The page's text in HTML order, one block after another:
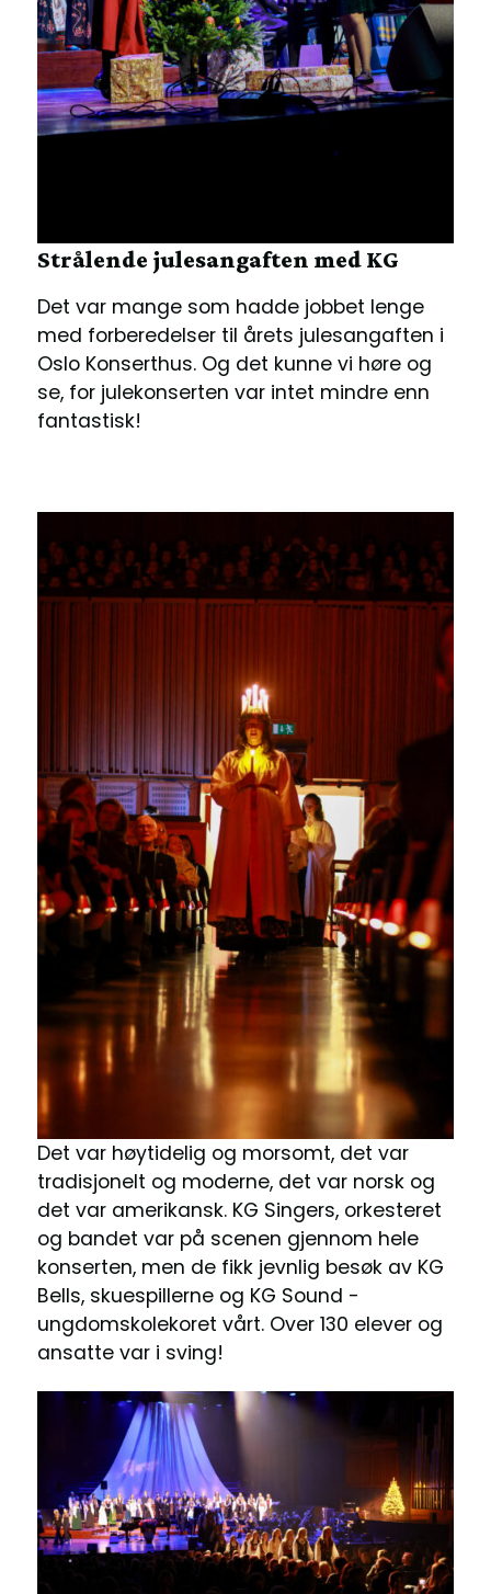
Strålende julesangaften med KG
Det var mange som hadde jobbet lenge
med forberedelser til årets julesangaften i
Oslo Konserthus. Og det kunne vi høre og
se, for julekonserten var intet mindre enn
fantastisk!
Det var høytidelig og morsomt, det var
tradisjonelt og moderne, det var norsk og
det var amerikansk. KG Singers, orkesteret
og bandet var på scenen gjennom hele
konserten, men de fikk jevnlig besøk av KG
Bells, skuespillerne og KG Sound -
ungdomskolekoret vårt. Over 130 elever og
ansatte var i sving!